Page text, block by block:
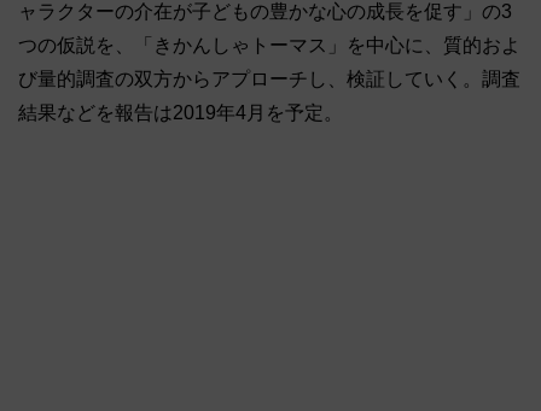
ャラクターの介在が子どもの豊かな心の成長を促す」の3
つの仮説を、「きかんしゃトーマス」を中心に、質的およ
び量的調査の双方からアプローチし、検証していく。調査
結果などを報告は2019年4月を予定。